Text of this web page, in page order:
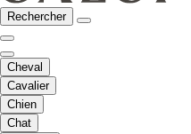
Rechercher
Cheval
Cavalier
Chien
Chat